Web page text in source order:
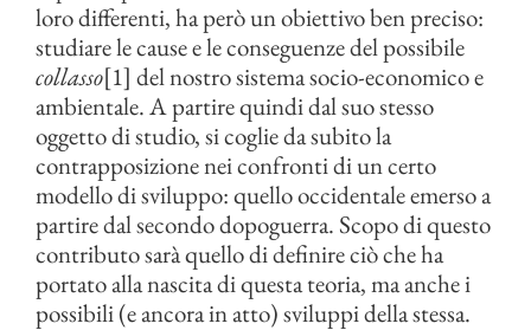
loro differenti, ha però un obiettivo ben preciso:
studiare le cause e le conseguenze del possibile
collasso[1] del nostro sistema socio-economico e
ambientale. A partire quindi dal suo stesso
oggetto di studio, si coglie da subito la
contrapposizione nei confronti di un certo
modello di sviluppo: quello occidentale emerso a
partire dal secondo dopoguerra. Scopo di questo
contributo sarà quello di definire ciò che ha
portato alla nascita di questa teoria, ma anche i
possibili (e ancora in atto) sviluppi della stessa.